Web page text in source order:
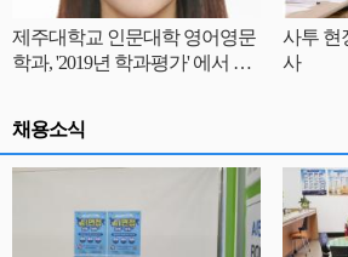
제주대학교 인문대학 영어영문
학과, '2019년 학과평가' 에서 최
사투 현
사
채용소식